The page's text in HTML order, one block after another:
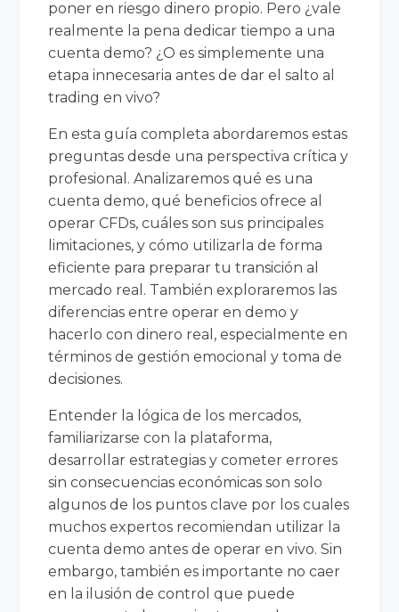
poner en riesgo dinero propio. Pero ¿vale
realmente la pena dedicar tiempo a una
cuenta demo? ¿O es simplemente una
etapa innecesaria antes de dar el salto al
trading en vivo?
En esta guía completa abordaremos estas
preguntas desde una perspectiva crítica y
profesional. Analizaremos qué es una
cuenta demo, qué beneficios ofrece al
operar CFDs, cuáles son sus principales
limitaciones, y cómo utilizarla de forma
eficiente para preparar tu transición al
mercado real. También exploraremos las
diferencias entre operar en demo y
hacerlo con dinero real, especialmente en
términos de gestión emocional y toma de
decisiones.
Entender la lógica de los mercados,
familiarizarse con la plataforma,
desarrollar estrategias y cometer errores
sin consecuencias económicas son solo
algunos de los puntos clave por los cuales
muchos expertos recomiendan utilizar la
cuenta demo antes de operar en vivo. Sin
embargo, también es importante no caer
en la ilusión de control que puede